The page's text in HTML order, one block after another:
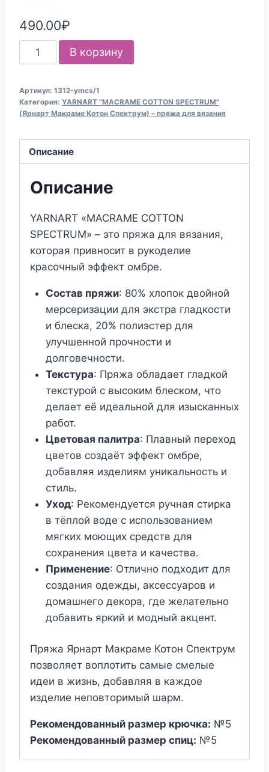
490.00₽
Количество
товара
для
вязания
"MACRAME
COTTON
(№1312)
Белый
В корзину
Артикул: 1312-ymcs/1
Категория: YARNART "MACRAME COTTON SPECTRUM"
(Ярнарт Макраме Котон Спектрум) – пряжа для вязания
Описание
Описание
YARNART «MACRAME COTTON
SPECTRUM» – это пряжа для вязания,
которая привносит в рукоделие
красочный эффект омбре.
Состав пряжи: 80% хлопок двойной
мерсеризации для экстра гладкости
и блеска, 20% полиэстер для
улучшенной прочности и
долговечности.
Текстура: Пряжа обладает гладкой
текстурой с высоким блеском, что
делает её идеальной для изысканных
работ.
Цветовая палитра: Плавный переход
цветов создаёт эффект омбре,
добавляя изделиям уникальность и
стиль.
Уход: Рекомендуется ручная стирка
в тёплой воде с использованием
мягких моющих средств для
сохранения цвета и качества.
Применение: Отлично подходит для
создания одежды, аксессуаров и
домашнего декора, где желательно
добавить яркий и модный акцент.
Пряжа Ярнарт Макраме Котон Спектрум
позволяет воплотить самые смелые
идеи в жизнь, добавляя в каждое
изделие неповторимый шарм.
Рекомендованный размер крючка: №5
Рекомендованный размер спиц: №5